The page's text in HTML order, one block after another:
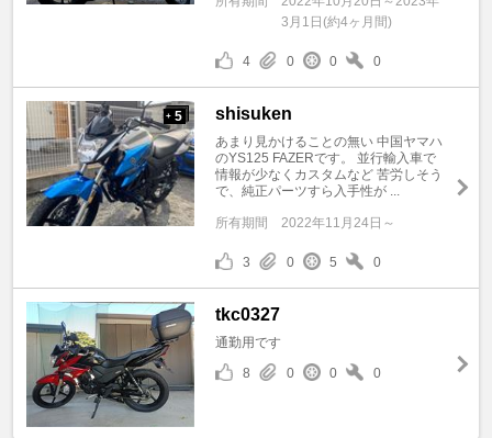
3月1日(約4ヶ月間)
4 0 0 0
+ 5 shisuken
あまり見かけることの無い 中国ヤマハ
のYS125 FAZERです。 並行輸入車で
情報が少なくカスタムなど 苦労しそう
で、純正パーツすら入手性が ...
所有期間 2022年11月24日～
3 0 5 0
tkc0327
通勤用です
8
0 0 0